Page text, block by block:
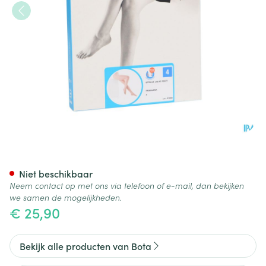
€ 25,90
Niet beschikbaar
Neem contact op met ons via telefoon of e-mail, dan bekijken
we samen de mogelijkheden.
Bekijk alle producten van Bota